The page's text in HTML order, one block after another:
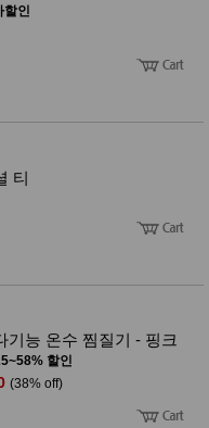
할인
티
기능 온수 찜질기 - 핑크
할인
(38% off)